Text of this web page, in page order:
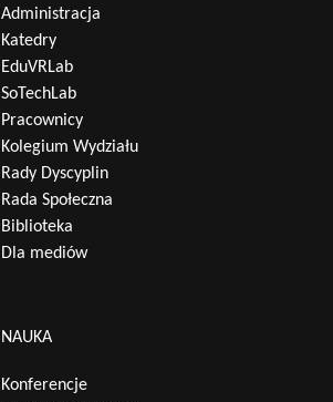
Administracja
Katedry
EduVRLab
SoTechLab
Pracownicy
Kolegium Wydziału
Rady Dyscyplin
Rada Społeczna
Biblioteka
Dla mediów
NAUKA
Konferencje